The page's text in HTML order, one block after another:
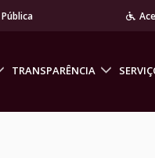
TRANSPARÊNCIA